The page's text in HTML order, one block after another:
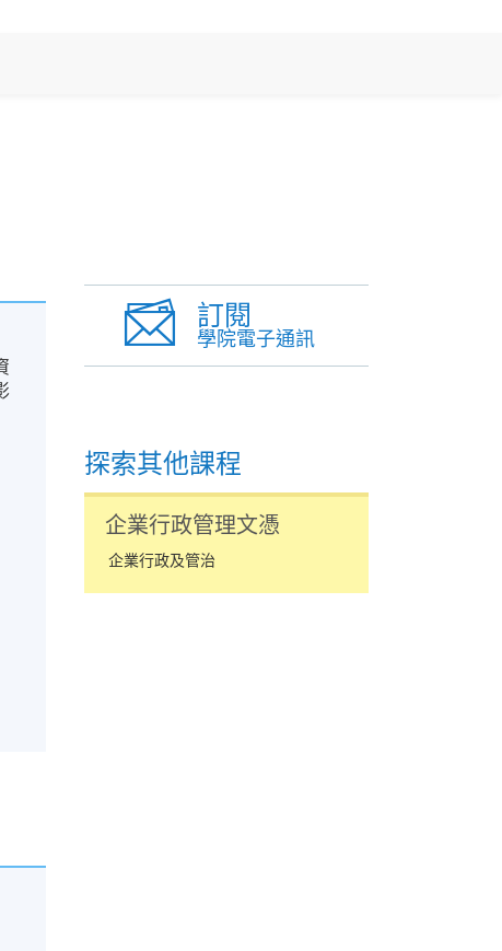
訂閱
學院電子通訊
探索其他課程
企業行政管理文憑
企業行政及管治